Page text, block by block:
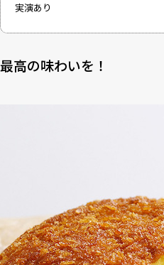
実演あり
最高の味わいを！